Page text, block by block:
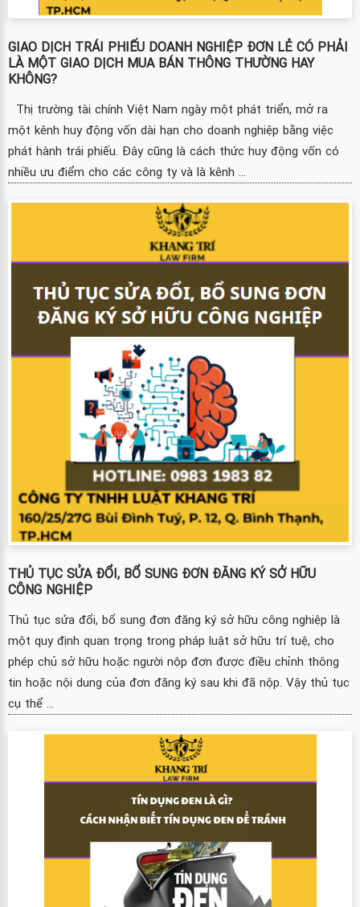
GIAO DỊCH TRÁI PHIẾU DOANH NGHIỆP ĐƠN LẺ CÓ PHẢI
LÀ MỘT GIAO DỊCH MUA BÁN THÔNG THƯỜNG HAY
KHÔNG?
Thị trường tài chính Việt Nam ngày một phát triển, mở ra
một kênh huy động vốn dài hạn cho doanh nghiệp bằng việc
phát hành trái phiếu. Đây cũng là cách thức huy động vốn có
nhiều ưu điểm cho các công ty và là kênh ...
THỦ TỤC SỬA ĐỔI, BỔ SUNG ĐƠN ĐĂNG KÝ SỞ HỮU
CÔNG NGHIỆP
Thủ tục sửa đổi, bổ sung đơn đăng ký sở hữu công nghiệp là
một quy định quan trọng trong pháp luật sở hữu trí tuệ, cho
phép chủ sở hữu hoặc người nộp đơn được điều chỉnh thông
tin hoặc nội dung của đơn đăng ký sau khi đã nộp. Vậy thủ tục
cụ thể ...